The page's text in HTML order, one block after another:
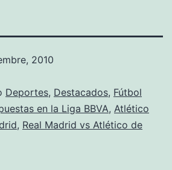
2010
Deportes, Destacados, Fútbol
en la Liga BBVA, Atlético
, Real Madrid vs Atlético de